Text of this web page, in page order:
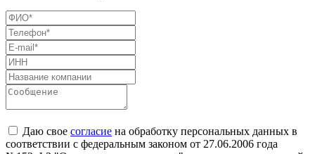
Даю свое согласие на обработку персональных данных в
соответствии с федеральным законом от 27.06.2006 года